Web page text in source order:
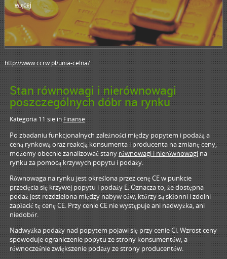
więcej
http://www.ccrw.pl/unia-celna/
Stan równowagi i nierównowagi
poszczególnych dóbr na rynku
Kategoria 11 sieinFinanse
Po zbadaniu funkcjonalnych zależności między popytem i podażą a
ceną rynkową oraz reakcją konsumenta i producenta na zmianę ceny,
możemy obecnie zanalizować stanyrównowagi i nierównowagina
rynku za pomocą krzywych popytu i podaży.
Równowaga na rynku jest określona przez cenę CE w punkcie
przecięcia się krzywej popytu i podaży E. Oznacza to, że dostępna
podaż jest rozdzielona między nabyw ców, którzy są skłonni i zdolni
zapłacić tę cenę CE. Przy cenie CE nie występuje ani nadwyżka, ani
niedobór.
Nadwyżka podaży nad popytem pojawi się przy cenie Cl. Wzrost ceny
spowoduje ograniczenie popytu ze strony konsumentów, a
równocześnie zwiększenie podaży ze strony producentów.